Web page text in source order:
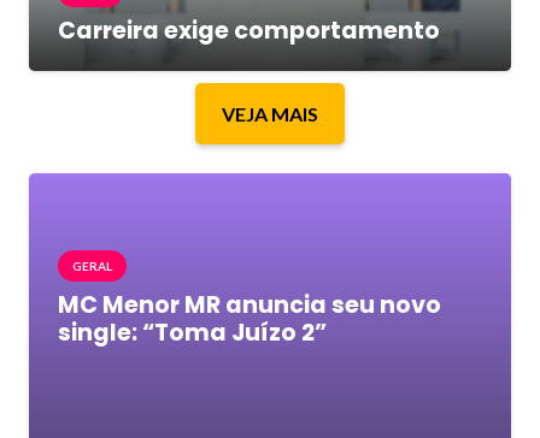
Carreira exige comportamento
VEJA MAIS
GERAL
MC Menor MR anuncia seu novo
single: “Toma Juízo 2”